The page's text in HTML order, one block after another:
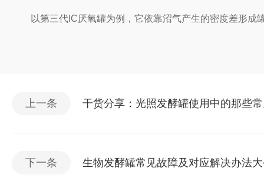
以第三代IC厌氧罐为例，它依靠沼气产生的密度差形成
上一条 干货分享：光照发酵罐使用中的那些
下一条 生物发酵罐常见故障及对应解决办法